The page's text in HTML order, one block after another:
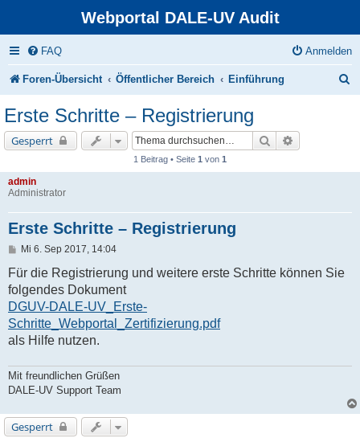
Webportal DALE-UV Audit
FAQ Anmelden
Foren-Übersicht Öffentlicher Bereich Einführung
e
Erste Schritte – Registrierung
Gesperrt Suche
1 Beitrag • Seite 1 von 1
admin
Administrator
Erste Schritte – Registrierung
B
i
t
r
a
g
Mi 6. Sep 2017, 14:04
Für die Registrierung und weitere erste Schritte können Sie
folgendes Dokument
DGUV-DALE-UV_Erste-
Schritte_Webportal_Zertifizierung.pdf
als Hilfe nutzen.
Mit freundlichen Grüßen
DALE-UV Support Team
Gesperrt